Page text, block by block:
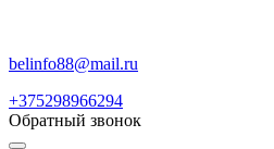
belinfo88@mail.ru
+375298966294
Обратный звонок